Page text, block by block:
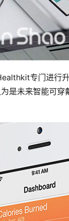
专门进行
是未来智能可